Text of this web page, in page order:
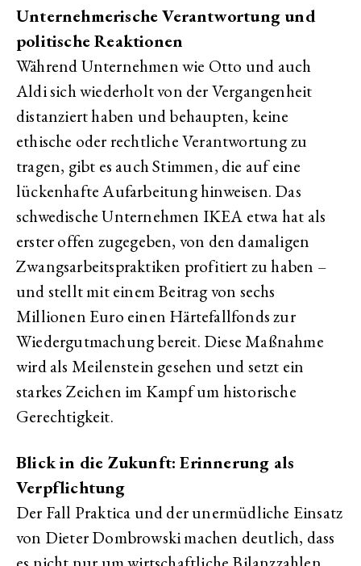
Unternehmerische Verantwortung und
politische Reaktionen
Während Unternehmen wie Otto und auch
Aldi sich wiederholt von der Vergangenheit
distanziert haben und behaupten, keine
ethische oder rechtliche Verantwortung zu
tragen, gibt es auch Stimmen, die auf eine
lückenhafte Aufarbeitung hinweisen. Das
schwedische Unternehmen IKEA etwa hat als
erster offen zugegeben, von den damaligen
Zwangsarbeitspraktiken profitiert zu haben –
und stellt mit einem Beitrag von sechs
Millionen Euro einen Härtefallfonds zur
Wiedergutmachung bereit. Diese Maßnahme
wird als Meilenstein gesehen und setzt ein
starkes Zeichen im Kampf um historische
Gerechtigkeit.
Blick in die Zukunft: Erinnerung als
Verpflichtung
Der Fall Praktica und der unermüdliche Einsatz
von Dieter Dombrowski machen deutlich, dass